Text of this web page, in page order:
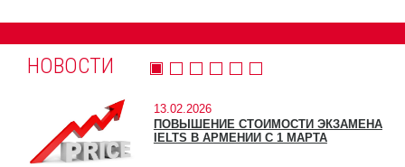
НОВОСТИ
13.02.2026
ПОВЫШЕНИЕ СТОИМОСТИ ЭКЗАМЕНА
IELTS В АРМЕНИИ С 1 МАРТА